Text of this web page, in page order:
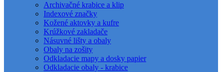
Archivačné krabice a klip
Indexové značky
Kožené aktovky a kufre
Krúžkové zakladače
Násuvné lišty a obaly
Obaly na zošity
Odkladacie mapy a dosky papier
Odkladacie obaly - krabice